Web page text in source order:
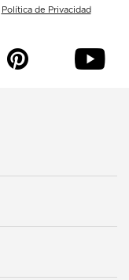
Política de Privacidad
p y